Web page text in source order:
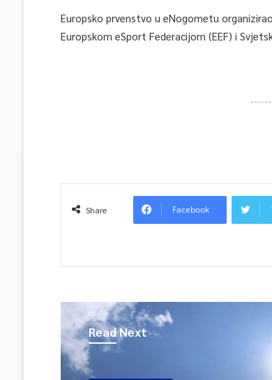
Europsko prvenstvo u eNogometu
Europskom eSport Federacijom (EEF) i
Share Facebook
Read Next